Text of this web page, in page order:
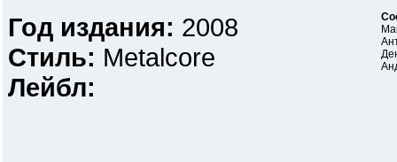
Год издания: 2008
Стиль: Metalcore
Лейбл: